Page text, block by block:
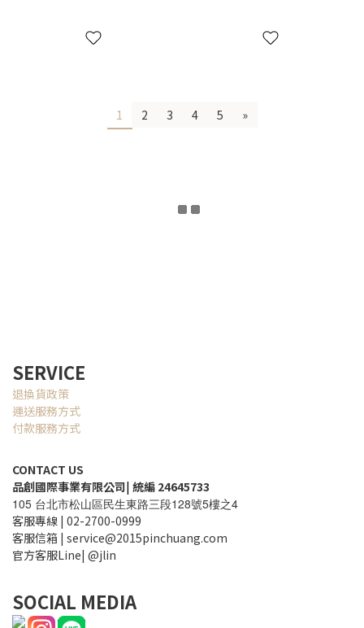
1 2 3 4 5 »
SERVICE
退換貨政策
運送服務方式
付款服務方式
CONTACT US
品創國際事業有限公司| 統編 24645733
105 台北市松山區民生東路三段128號5樓之4
客服專線 | 02-2700-0999
客服信箱 | service@2015pinchuang.com
官方客服Line| @jlin
SOCIAL MEDIA